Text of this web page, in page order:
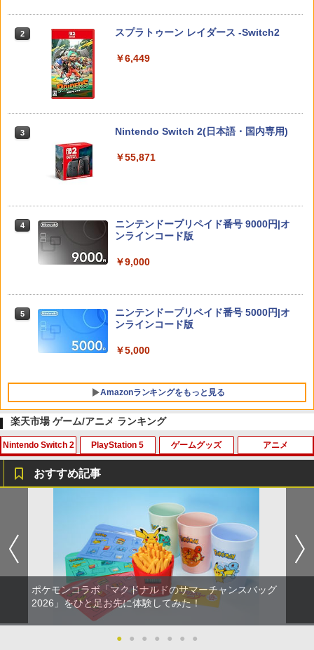
2 スプラトゥーン レイダース -Switch2
￥6,449
3 Nintendo Switch 2(日本語・国内専用)
￥55,871
4
ニンテンドープリペイド番号 9000円|オ
ンラインコード版
￥9,000
5
ニンテンドープリペイド番号 5000円|オ
ンラインコード版
￥5,000
Amazonランキングをもっと見る
1
PlayStation 5 デジタル・エディション
￥55,000
Beast of Reincarnation -PS5 【特典】
プロダクトコード 封入
￥7,286
1
【純正品】Xbox ワイヤレス コントロー
【純正品】Xbox ワイヤレス コントロー
ラー (ロボット ホワイト)
￥7,681
ラー (カーボンブラック)
1
【Amazon.co.jp限定】劇場版モノノ怪
(オリジナル特典:オリジナル巾着＋メー
カー特典:【坤と離】二振りの剣、十翼よ
り来たる！スタジオ描き下ろしイラスト
ボード付) [Blu-ray]
￥10,780
劇場版「鬼滅の刃」無限城編 第一章 猗
￥3,982
楽天市場 ゲーム/アニメ ランキング
Nintendo Switch 2
カードケース 24枚収納 for Nintendo S
witch 2 Pixel - 緑 -
￥1,580
Samsung microSD Express Card 256
GB for Nintendo Switch 2
￥6,979
PlayStation 5
[メール便OK]【新品】【PS5】MotoGP
24［PS5版］[在庫品]
￥920
【レビュー評価上昇中】 新型 PS5 Slim /
PS5 Pro 冷却ファン PS5スリム用 冷却
ファン 自動温度検出 3段階風速調整 LED
ライト USB付き 低騒音 急速冷却 放熱
ゲームグッズ アニメ
おすすめ記事
ポケモンコラボ「マクドナルドのサマーチャンスバッグ
2026」をひと足お先に体験してみた！
● ● ● ● ● ● ●